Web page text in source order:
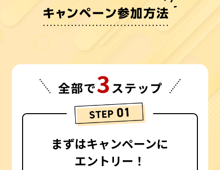
まずはキャンペーンに
エントリー！